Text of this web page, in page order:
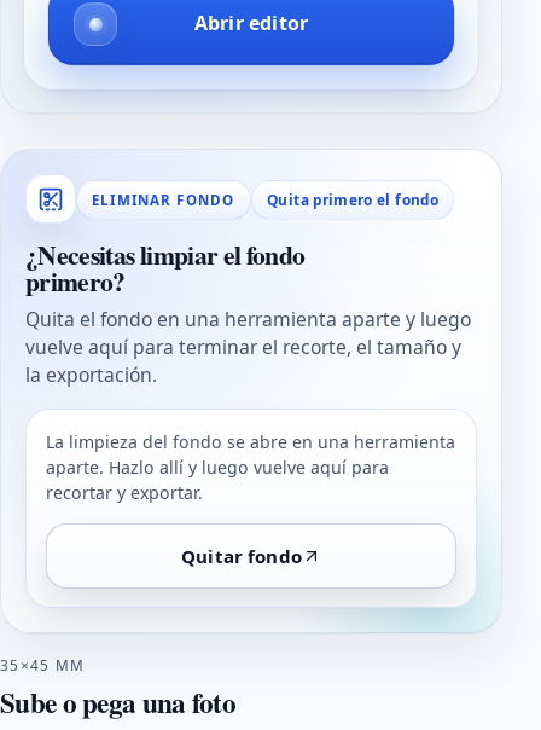
Abrir editor
ELIMINAR FONDO Quita primero el fondo
¿Necesitas limpiar el fondo
primero?
Quita el fondo en una herramienta aparte y luego
vuelve aquí para terminar el recorte, el tamaño y
la exportación.
La limpieza del fondo se abre en una herramienta
aparte. Hazlo allí y luego vuelve aquí para
recortar y exportar.
Quitar fondo
35×45 MM
Sube o pega una foto